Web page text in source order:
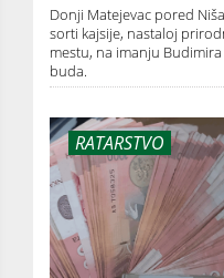
Donji Matejevac pored
sorti kajsije, nastaloj
mestu, na imanju
buda.
RATARSTVO